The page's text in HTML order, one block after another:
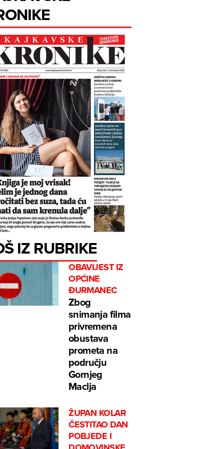
IZ RUBRIKE
OBAVIJEST IZ
OPĆINE
ĐURMANEC
Zbog
snimanja filma
privremena
obustava
prometa na
području
Gornjeg
Maclja
ŽUPAN KOLAR
ČESTITAO DAN
POBJEDE I